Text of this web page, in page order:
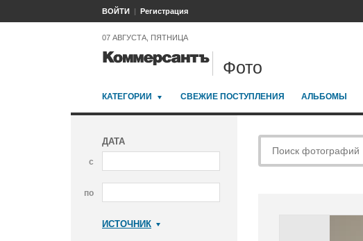
ВОЙТИ Регистрация
07 АВГУСТА, ПЯТНИЦА
Фото
КАТЕГОРИИ СВЕЖИЕ ПОСТУПЛЕНИЯ АЛЬБОМЫ
ДАТА
с
по
ИСТОЧНИК